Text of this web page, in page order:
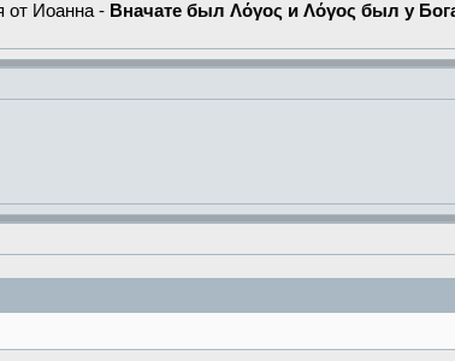
от Иоанна - Вначате был Λόγος и Λόγος был у